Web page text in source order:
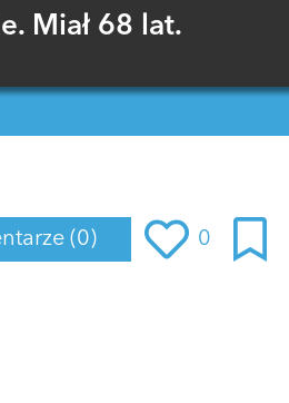
Miał 68 lat.
(0) 0